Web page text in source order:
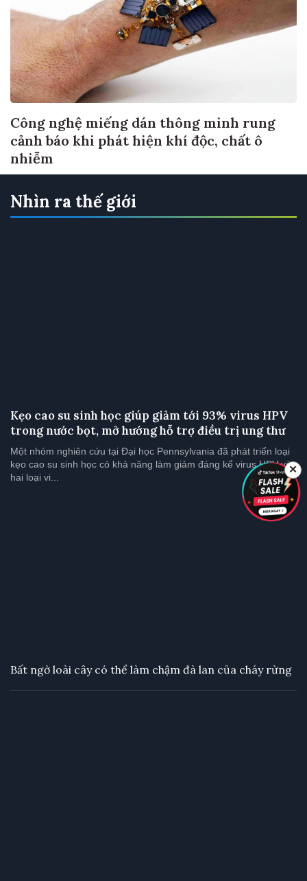
Công nghệ miếng dán thông minh rung
cảnh báo khi phát hiện khí độc, chất ô
nhiễm
Nhìn ra thế giới
Kẹo cao su sinh học giúp giảm tới 93% virus HPV
trong nước bọt, mở hướng hỗ trợ điều trị ung thư
Một nhóm nghiên cứu tại Đại học Pennsylvania đã phát triển loại
kẹo cao su sinh học có khả năng làm giảm đáng kể virus HPV và
hai loại vi...
Bất ngờ loài cây có thể làm chậm đà lan của cháy rừng
✕